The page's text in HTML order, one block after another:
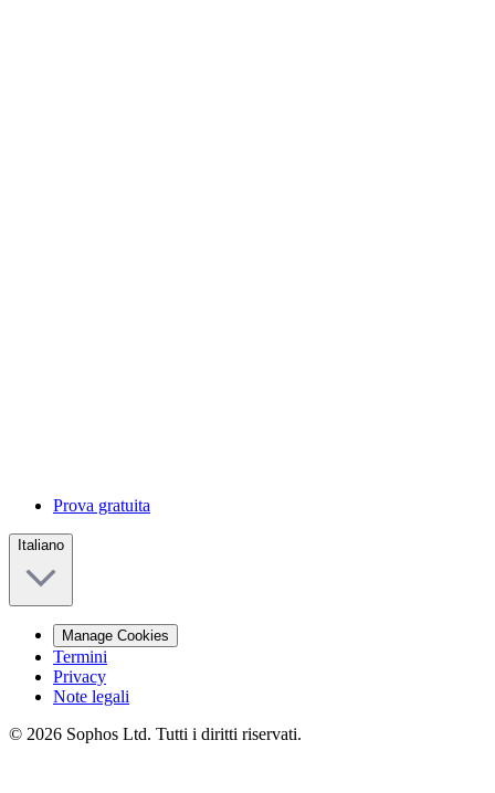
Prova gratuita
Italiano
Manage Cookies
Termini
Privacy
Note legali
© 2026 Sophos Ltd. Tutti i diritti riservati.